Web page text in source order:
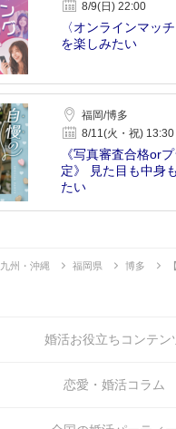
8/9(日) 22:00
〈オンラインマッ
を楽しみたい
福岡/博多
8/11(火・祝) 13:30
《写真審査合格or
定》 見た目も中身
たい
九州・沖縄 福岡県 博多
婚活お役立ちコンテン
恋愛・婚活コラム